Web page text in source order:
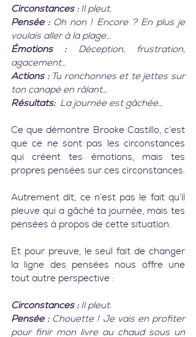
Circonstances : Il pleut.
Pensée : Oh non ! Encore ? En plus je
voulais aller à la plage…
Émotions : Déception, frustration,
agacement…
Actions : Tu ronchonnes et te jettes sur
ton canapé en râlant…
Résultats: La journée est gâchée…
Ce que démontre Brooke Castillo, c’est
que ce ne sont pas les circonstances
qui créent tes émotions, mais tes
propres pensées sur ces circonstances.
Autrement dit, ce n’est pas le fait qu’il
pleuve qui a gâché ta journée, mais tes
pensées à propos de cette situation.
Et pour preuve, le seul fait de changer
la ligne des pensées nous offre une
tout autre perspective :
Circonstances : Il pleut.
Pensée : Chouette ! Je vais en profiter
pour finir mon livre au chaud sous un